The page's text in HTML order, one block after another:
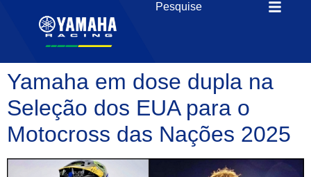
Yamaha em dose dupla na
Seleção dos EUA para o
Motocross das Nações 2025